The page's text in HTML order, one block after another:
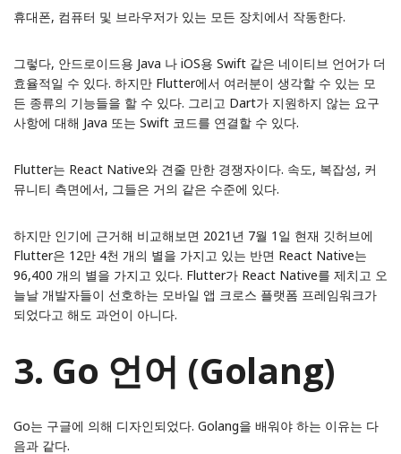
휴대폰, 컴퓨터 및 브라우저가 있는 모든 장치에서 작동한다.
그렇다, 안드로이드용 Java 나 iOS용 Swift 같은 네이티브 언어가 더
효율적일 수 있다. 하지만 Flutter에서 여러분이 생각할 수 있는 모
든 종류의 기능들을 할 수 있다. 그리고 Dart가 지원하지 않는 요구
사항에 대해 Java 또는 Swift 코드를 연결할 수 있다.
Flutter는 React Native와 견줄 만한 경쟁자이다. 속도, 복잡성, 커
뮤니티 측면에서, 그들은 거의 같은 수준에 있다.
하지만 인기에 근거해 비교해보면 2021년 7월 1일 현재 깃허브에
Flutter은 12만 4천 개의 별을 가지고 있는 반면 React Native는
96,400 개의 별을 가지고 있다. Flutter가 React Native를 제치고 오
늘날 개발자들이 선호하는 모바일 앱 크로스 플랫폼 프레임워크가
되었다고 해도 과언이 아니다.
3. Go 언어 (Golang)
Go는 구글에 의해 디자인되었다. Golang을 배워야 하는 이유는 다
음과 같다.